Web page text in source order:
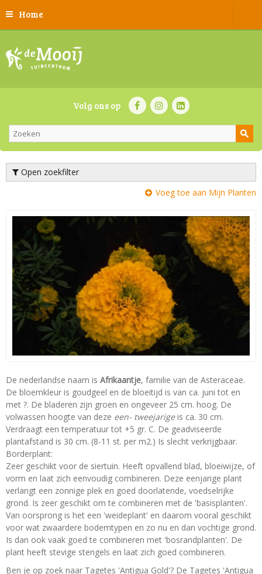
Home
Volg ons op
Open zoekfilter
Voeg toe aan Mijn Planten
De nederlandse naam is Afrikaantje, familie van de Asteraceae.
De bloemkleur is goudgeel en de bloeitijd is van ca. juni tot en
met ?. De bladeren zijn groen en ongeveer 25 cm. hoog. De
volwassen hoogte van deze een- tweejarigeis ca. 30 cm.
Verdraagt een temperatuur tot +5 gr. C. De geadviseerde
plantafstand is 30 cm. (8-11 st. per m2.) Is slecht verkrijgbaar.
Borderplant:
Zeer geschikt voor de siertuin. Heeft opvallend blad, bloeiwijze, of
vorm en laat zich eenvoudig combineren. Deze eenjarige plant
verlangt een zonnige plek en goed doorlatende, voedselrijke
grond. Is zeer geschikt om te combineren met de 'basisplanten'.
Van oorsprong is het een 'weideplant' en daarom vooral geschikt
voor wat zwaardere bodemtypen en zo nu en dan vochtige grond.
Is dan ook vaak goed te combineren met 'bosrandplanten'. De
plant heeft stevige stengels en laat zich goed combineren.
Ben je op zoek naar Tagetes 'Antigua Gold'? De Tagetes 'Antigua